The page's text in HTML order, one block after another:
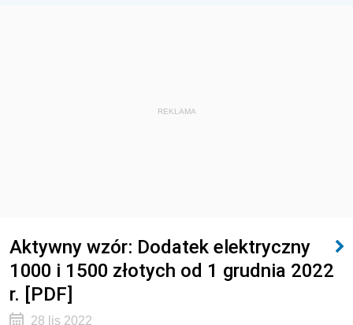
REKLAMA
Aktywny wzór: Dodatek elektryczny
1000 i 1500 złotych od 1 grudnia 2022
r. [PDF]
28 lis 2022